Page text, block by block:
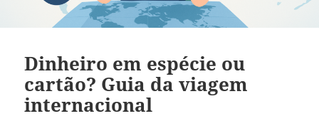
Dinheiro em espécie ou
cartão? Guia da viagem
internacional